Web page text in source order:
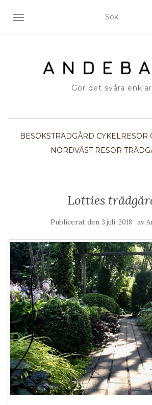
SLÅ PÅ/AV NAVIGERING
Gör det svåra
BESÖKSTRÄDGÅRD CYKELRESOR
NORDVÄST RESOR
Lotties
Publicerat den 3 juli, 2018 av